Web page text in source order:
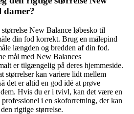
damer?
New Balance løbesko til
din fod korrekt. Brug en målepind
længden og bredden af din fod.
mål med New Balances
er tilgængelig på deres hjemmeside.
størrelser kan variere lidt mellem
det er altid en god idé at prøve
Hvis du er i tvivl, kan det være en
i en skoforretning, der kan
rigtige størrelse.